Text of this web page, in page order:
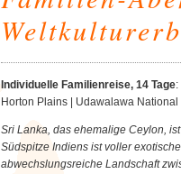
Individuelle Familienreise, 14 Tage
Horton Plains | Udawalawa
Sri Lanka, das ehemalige Ceylon,
Südspitze Indiens ist voller
abwechslungsreiche Landschaft